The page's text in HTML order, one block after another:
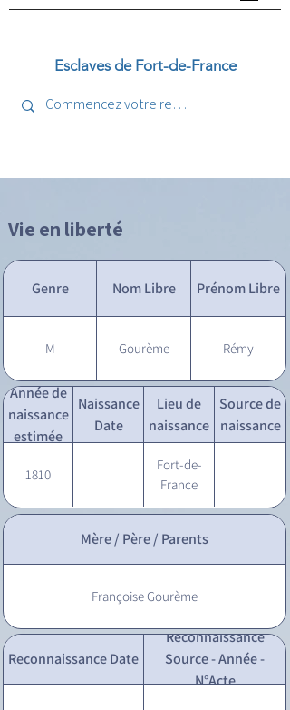
Esclaves de Fort-de-France
Vie en liberté
Genre Nom Libre Prénom Libre
M Gourème Rémy
Année de
naissance
estimée
Naissance
Date
Lieu de
naissance
Source de
naissance
1810
Fort-de-
France
Mère / Père / Parents
Françoise Gourème
Reconnaissance Date
Reconnaissance
Source - Année -
N°Acte